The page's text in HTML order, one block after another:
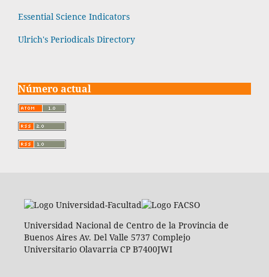
Essential Science Indicators
Ulrich's Periodicals Directory
Número actual
Universidad Nacional de Centro de la Provincia de
Buenos Aires Av. Del Valle 5737 Complejo
Universitario Olavarria CP B7400JWI